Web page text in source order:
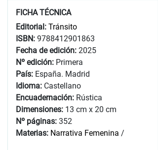
FICHA TÉCNICA
Editorial: Tránsito
ISBN: 9788412901863
Fecha de edición: 2025
Nº edición: Primera
País: España. Madrid
Idioma: Castellano
Encuadernación: Rústica
Dimensiones: 13 cm x 20 cm
Nº páginas: 352
Materias: Narrativa Femenina /